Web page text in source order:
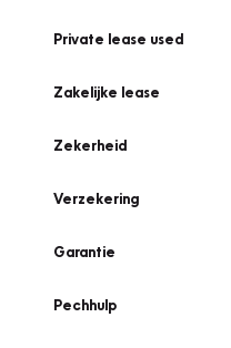
Private lease used
Zakelijke lease
Zekerheid
Verzekering
Garantie
Pechhulp